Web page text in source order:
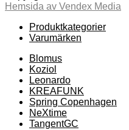
Hemsida av Vendex Media
Produktkategorier
Varumärken
Blomus
Koziol
Leonardo
KREAFUNK
Spring Copenhagen
NeXtime
TangentGC